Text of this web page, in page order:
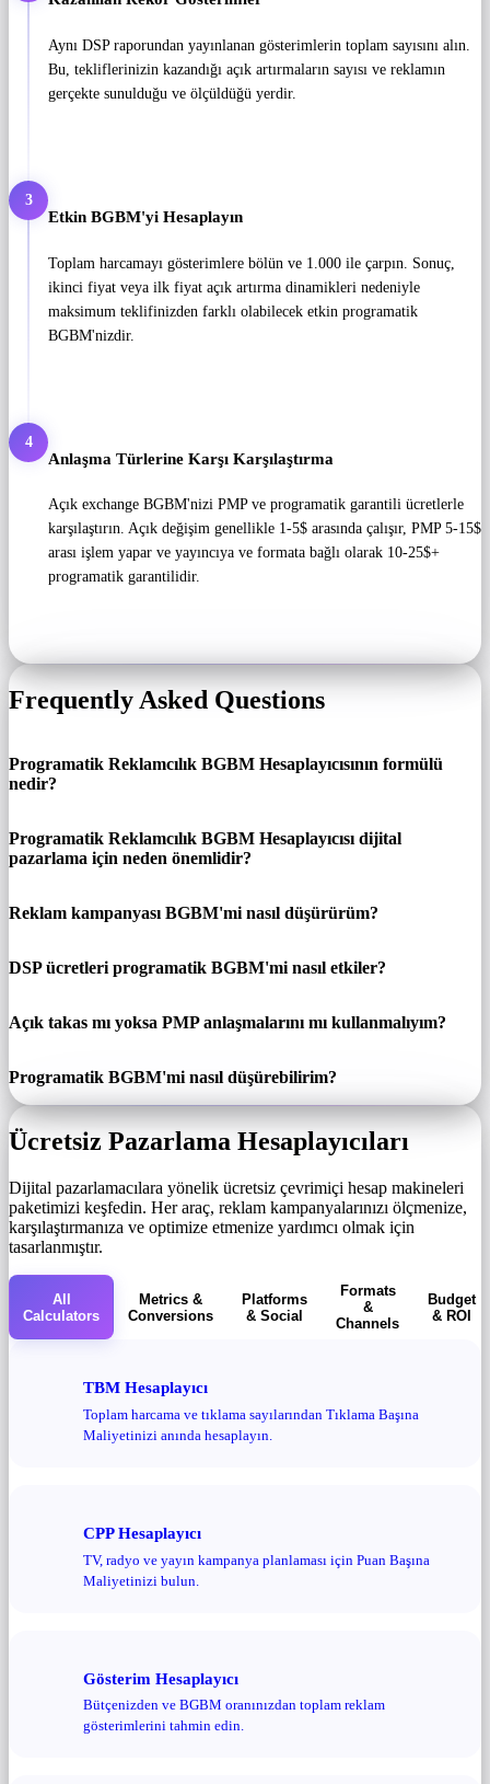
Aynı DSP raporundan yayınlanan gösterimlerin toplam sayısını alın.
Bu, tekliflerinizin kazandığı açık artırmaların sayısı ve reklamın
gerçekte sunulduğu ve ölçüldüğü yerdir.
3
Etkin BGBM'yi Hesaplayın
Toplam harcamayı gösterimlere bölün ve 1.000 ile çarpın. Sonuç,
ikinci fiyat veya ilk fiyat açık artırma dinamikleri nedeniyle
maksimum teklifinizden farklı olabilecek etkin programatik
BGBM'nizdir.
4
Anlaşma Türlerine Karşı Karşılaştırma
Açık exchange BGBM'nizi PMP ve programatik garantili ücretlerle
karşılaştırın. Açık değişim genellikle 1-5$ arasında çalışır, PMP 5-15$
arası işlem yapar ve yayıncıya ve formata bağlı olarak 10-25$+
programatik garantilidir.
Frequently Asked Questions
Programatik Reklamcılık BGBM Hesaplayıcısının formülü
nedir?
Programatik Reklamcılık BGBM Hesaplayıcısı dijital
pazarlama için neden önemlidir?
Reklam kampanyası BGBM'mi nasıl düşürürüm?
DSP ücretleri programatik BGBM'mi nasıl etkiler?
Açık takas mı yoksa PMP anlaşmalarını mı kullanmalıyım?
Programatik BGBM'mi nasıl düşürebilirim?
Ücretsiz Pazarlama Hesaplayıcıları
Dijital pazarlamacılara yönelik ücretsiz çevrimiçi hesap makineleri
paketimizi keşfedin. Her araç, reklam kampanyalarınızı ölçmenize,
karşılaştırmanıza ve optimize etmenize yardımcı olmak için
tasarlanmıştır.
All
Calculators
Metrics &
Conversions
Platforms
& Social
Formats
&
Channels
Budget
& ROI
TBM Hesaplayıcı
Toplam harcama ve tıklama sayılarından Tıklama Başına
Maliyetinizi anında hesaplayın.
CPP Hesaplayıcı
TV, radyo ve yayın kampanya planlaması için Puan Başına
Maliyetinizi bulun.
Gösterim Hesaplayıcı
Bütçenizden ve BGBM oranınızdan toplam reklam
gösterimlerini tahmin edin.